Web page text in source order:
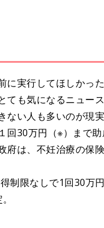
実行してほしかっ
ても気になるニュ
ない人も多いのが現
回30万円（※）まで
府は、不妊治療の保
限なしで1回30万